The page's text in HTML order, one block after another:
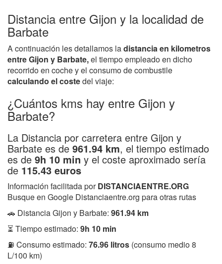
Distancia entre Gijon y la localidad de
Barbate
A continuación les detallamos ladistancia en kilometros
entre Gijon y Barbate,el tiempo empleado en dicho
recorrido en coche y el consumo de combustile
calculando el costedel viaje:
¿Cuántos kms hay entre Gijon y
Barbate?
La Distancia por carretera entre Gijon y
Barbate es de 961.94 km, el tiempo estimado
es de 9h 10 min y el coste aproximado sería
de 115.43 euros
Información facilitada porDISTANCIAENTRE.ORG
Busque en Google Distanciaentre.org para otras rutas
🚗 Distancia Gijon y Barbate: 961.94 km
⏳ Tiempo estimado: 9h 10 min
⛽ Consumo estimado: 76.96 litros (consumo medio 8
L/100 km)